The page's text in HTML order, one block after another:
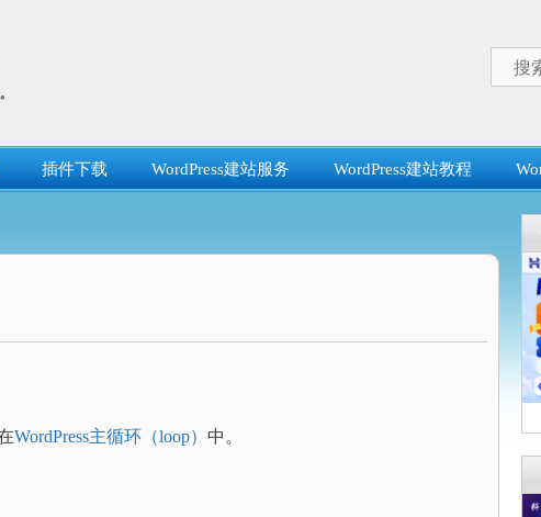
索：
插件下载 WordPress建站服务 WordPress建站教程
WordPress主循环（loop） 中。